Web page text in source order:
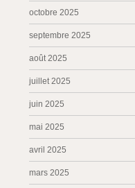
octobre 2025
septembre 2025
août 2025
juillet 2025
juin 2025
mai 2025
avril 2025
mars 2025